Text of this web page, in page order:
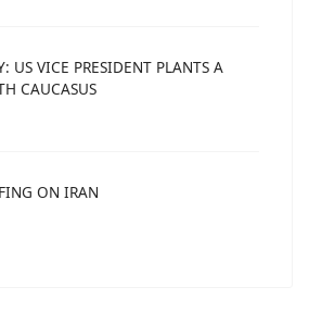
US VICE PRESIDENT PLANTS A
CAUCASUS
ON IRAN